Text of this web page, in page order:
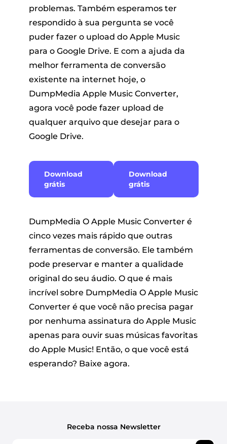
problemas. Também esperamos ter
respondido à sua pergunta se você
puder fazer o upload do Apple Music
para o Google Drive. E com a ajuda da
melhor ferramenta de conversão
existente na internet hoje, o
DumpMedia Apple Music Converter,
agora você pode fazer upload de
qualquer arquivo que desejar para o
Google Drive.
Download
grátis
Download
grátis
DumpMedia O Apple Music Converter é
cinco vezes mais rápido que outras
ferramentas de conversão. Ele também
pode preservar e manter a qualidade
original do seu áudio. O que é mais
incrível sobre DumpMedia O Apple Music
Converter é que você não precisa pagar
por nenhuma assinatura do Apple Music
apenas para ouvir suas músicas favoritas
do Apple Music! Então, o que você está
esperando? Baixe agora.
Receba nossa Newsletter